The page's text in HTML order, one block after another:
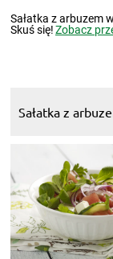
Sałatka z arbuzem
Skuś się!Zobacz
Sałatka z